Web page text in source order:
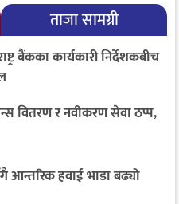
ताजा सामग्री
बैंकका कार्यकारी निर्देशकबीच
वितरण र नवीकरण सेवा ठप्प,
आन्तरिक हवाई भाडा बढ्यो